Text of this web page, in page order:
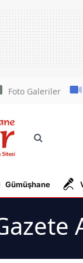
Foto Galeriler
Gümüşhane